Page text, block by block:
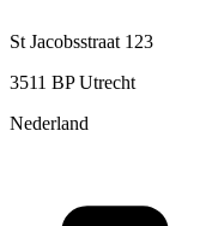
St Jacobsstraat 123
3511 BP Utrecht
Nederland